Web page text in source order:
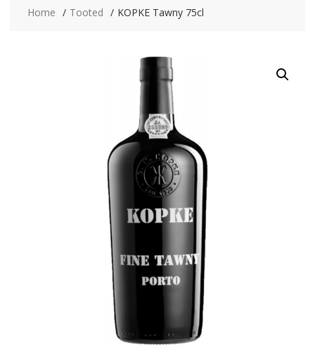
Home Tooted KOPKE Tawny 75cl